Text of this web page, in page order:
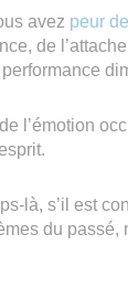
avez peur
de
l’émotion
là, s’il est
du passé,